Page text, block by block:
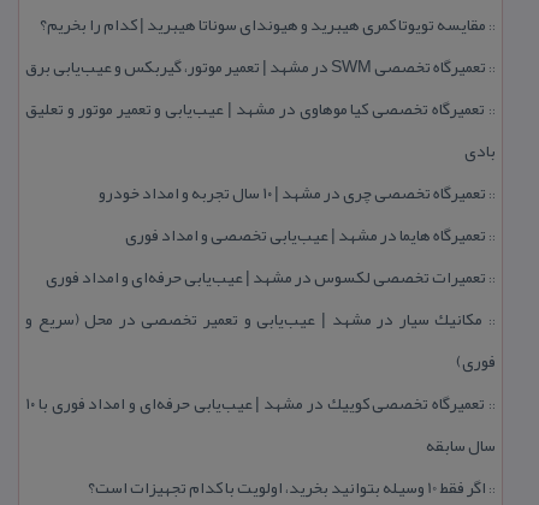
:: مقایسه تویوتا كمری هیبرید و هیوندای سوناتا هیبرید | كدام را بخریم؟
:: تعمیرگاه تخصصی SWM در مشهد | تعمیر موتور، گیربكس و عیب‌یابی برق
:: تعمیرگاه تخصصی كیا موهاوی در مشهد | عیب‌یابی و تعمیر موتور و تعلیق
بادی
:: تعمیرگاه تخصصی چری در مشهد | ۱۰ سال تجربه و امداد خودرو
:: تعمیرگاه هایما در مشهد | عیب‌یابی تخصصی و امداد فوری
:: تعمیرات تخصصی لكسوس در مشهد | عیب‌یابی حرفه‌ای و امداد فوری
:: مكانیك سیار در مشهد | عیب‌یابی و تعمیر تخصصی در محل (سریع و
فوری)
::
تعمیرگاه تخصصی كوییك در مشهد | عیب‌یابی حرفه‌ای و امداد فوری با ۱۰
سال سابقه
:: اگر فقط 10 وسیله بتوانید بخرید، اولویت با كدام تجهیزات است؟